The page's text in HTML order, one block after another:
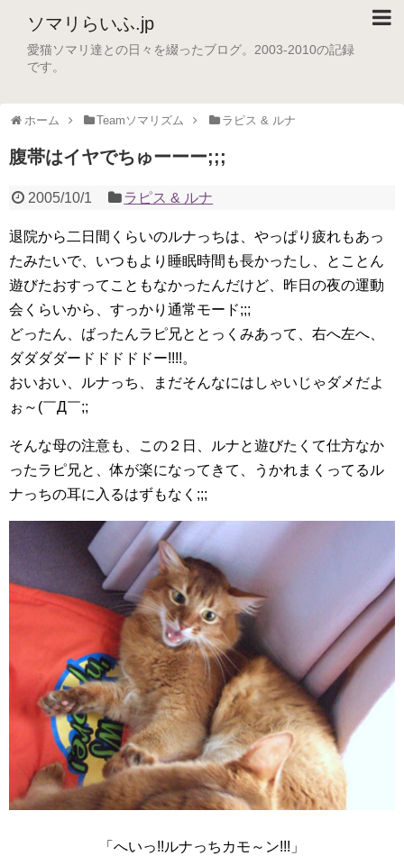
ソマリらいふ.jp
愛猫ソマリ達との日々を綴ったブログ。2003-2010の記録
です。
ホーム Teamソマリズム ラピス & ルナ
腹帯はイヤでちゅーーー;;;
2005/10/1 ラピス & ルナ
退院から二日間くらいのルナっちは、やっぱり疲れもあっ
たみたいで、いつもより睡眠時間も長かったし、とことん
遊びたおすってこともなかったんだけど、昨日の夜の運動
会くらいから、すっかり通常モード;;;
どったん、ばったんラピ兄ととっくみあって、右へ左へ、
ダダダダードドドドドー!!!!。
おいおい、ルナっち、まだそんなにはしゃいじゃダメだよ
ぉ～(￣Д￣;;
そんな母の注意も、この２日、ルナと遊びたくて仕方なか
ったラピ兄と、体が楽になってきて、うかれまくってるル
ナっちの耳に入るはずもなく;;;
「へいっ!!ルナっちカモ～ン!!!」